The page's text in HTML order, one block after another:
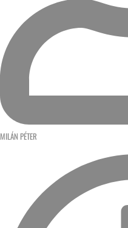
MILÁN PÉTER